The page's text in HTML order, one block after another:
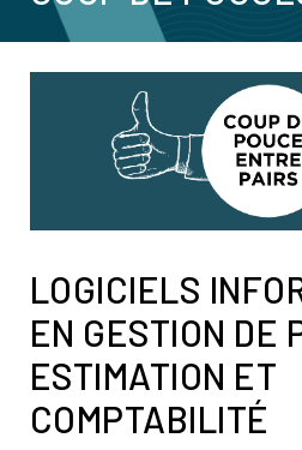
LOGICIELS
EN GESTION DE
ESTIMATION ET
COMPTABILITÉ